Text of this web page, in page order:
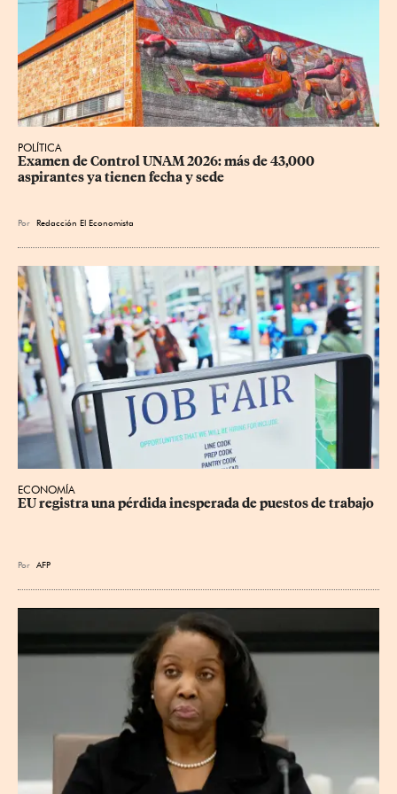
POLÍTICA
Examen de Control UNAM 2026: más de 43,000
aspirantes ya tienen fecha y sede
Por Redacción El Economista
ECONOMÍA
EU registra una pérdida inesperada de puestos de trabajo
Por AFP